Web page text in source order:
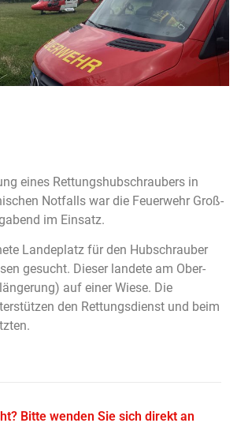
eines Rettungshubschraubers in
Notfalls war die Feuerwehr Groß-
im Einsatz.
Landeplatz für den Hubschrauber
gesucht. Dieser landete am Ober-
auf einer Wiese. Die
den Rettungsdienst und beim
Bitte wenden Sie sich direkt an